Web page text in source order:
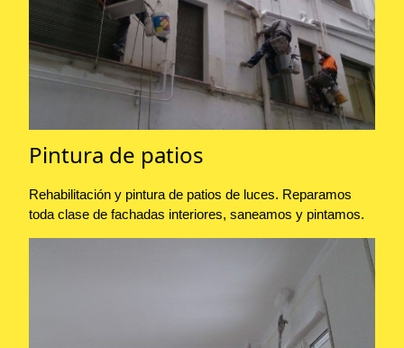
Pintura de patios
Rehabilitación y pintura de patios de luces. Reparamos
toda clase de fachadas interiores, saneamos y pintamos.